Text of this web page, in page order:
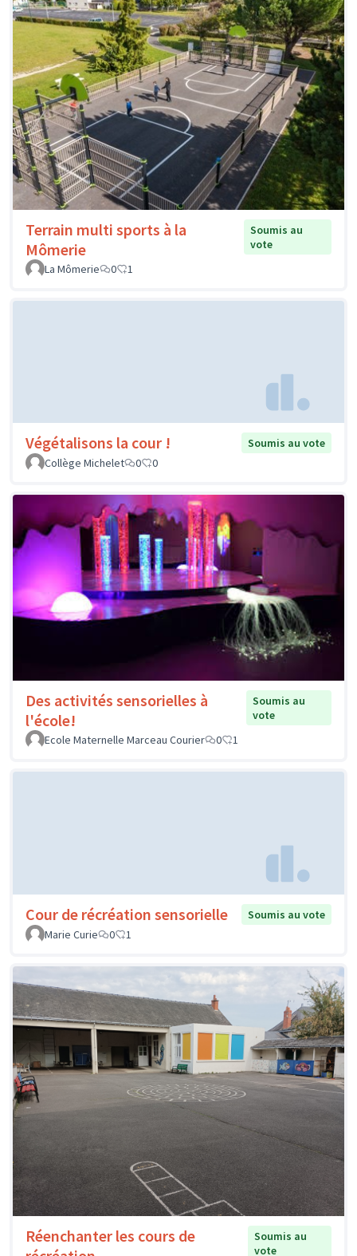
Terrain multi sports à la
Mômerie
Soumis au
vote
La Mômerie
0 1
Végétalisons la cour !
Soumis au vote
Collège Michelet
0 0
Des activités sensorielles à
l'école!
Soumis au
vote
Ecole Maternelle Marceau Courier
0 1
Cour de récréation sensorielle
Soumis au vote
Marie Curie
0 1
Réenchanter les cours de
Soumis au
vote